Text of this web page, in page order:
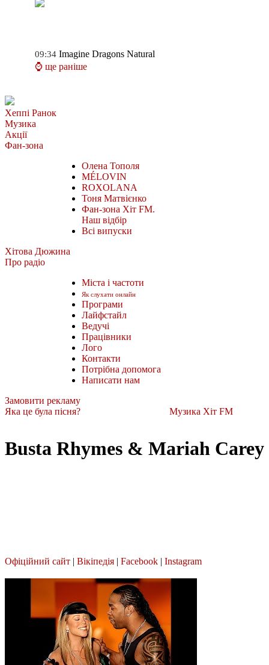
09:34 Imagine Dragons Natural
⌚ ще раніше
Хеппі Ранок
Музика
Акції
Фан-зона
Олена Тополя
MÉLOVIN
ROXOLANA
Тоня Матвієнко
Фан-зона Хіт FM.
Наш відбір
Всі випуски
Хітова Дюжина
Про радіо
Міста і частоти
Як слухати онлайн
Програми
Лайфстайл
Ведучі
Працівники
Лого
Контакти
Потрібна допомога
Написати нам
Замовити рекламу
Яка це була пісня?
Музика Хіт FM
Busta Rhymes & Mariah Carey
Офіційний сайт | Вікіпедія | Facebook | Instagram